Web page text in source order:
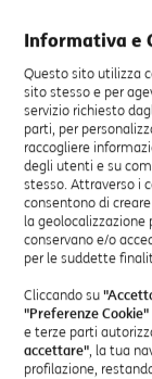
Attivazione
Attivazione
Pagamento
Vendita
Attivazione TV
Attivazione
Prenota
Attivazione
Assistenza
Attivazione
Informativa e
Questo sito utilizza
sito stesso e per
servizio richiesto
parti, per
raccogliere
degli utenti e su
stesso. Attraverso i
consentono di
la geolocalizzazione
conservano e/o
per le suddette
Cliccando su
"Preferenze Cookie"
e terze parti
accettare", la tua
profilazione,